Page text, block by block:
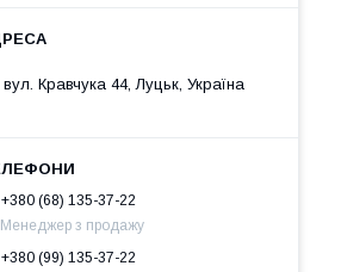
вул. Кравчука 44, Луцьк, Україна
+380 (68) 135-37-22
Менеджер з продажу
+380 (99) 135-37-22